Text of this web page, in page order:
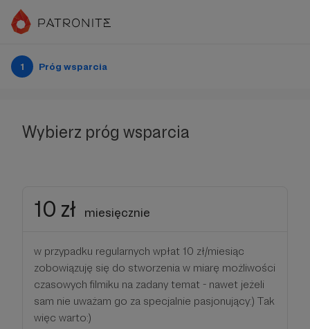
1 Próg wsparcia
Wybierz próg wsparcia
10 zł miesięcznie
w przypadku regularnych wpłat 10 zł/miesiąc
zobowiązuję się do stworzenia w miarę możliwości
czasowych filmiku na zadany temat - nawet jeżeli
sam nie uważam go za specjalnie pasjonujący:) Tak
więc warto:)